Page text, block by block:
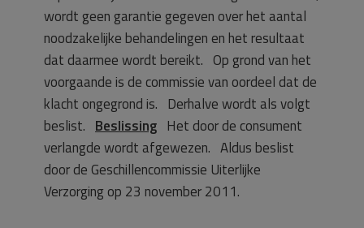
wordt geen garantie gegeven over het aantal
noodzakelijke behandelingen en het resultaat
dat daarmee wordt bereikt. Op grond van het
voorgaande is de commissie van oordeel dat de
klacht ongegrond is. Derhalve wordt als volgt
beslist. Beslissing Het door de consument
verlangde wordt afgewezen. Aldus beslist
door de Geschillencommissie Uiterlijke
Verzorging op 23 november 2011.